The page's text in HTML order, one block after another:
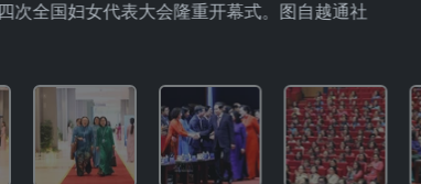
次全国妇女代表大会隆重开幕式。图自越通社